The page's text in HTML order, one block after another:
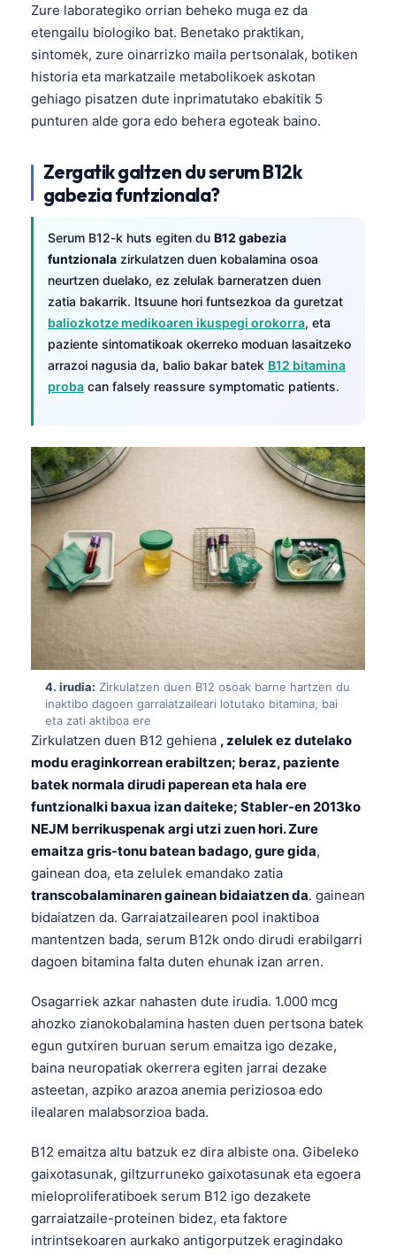
Zure laborategiko orrian beheko muga ez da
etengailu biologiko bat. Benetako praktikan,
sintomek, zure oinarrizko maila pertsonalak, botiken
historia eta markatzaile metabolikoek askotan
gehiago pisatzen dute inprimatutako ebakitik 5
punturen alde gora edo behera egoteak baino.
Zergatik galtzen du serum B12k
gabezia funtzionala?
Serum B12-k huts egiten du B12 gabezia
funtzionala zirkulatzen duen kobalamina osoa
neurtzen duelako, ez zelulak barneratzen duen
zatia bakarrik. Itsuune hori funtsezkoa da guretzat
baliozkotze medikoaren ikuspegi orokorra, eta
paziente sintomatikoak okerreko moduan lasaitzeko
arrazoi nagusia da, balio bakar batek B12 bitamina
proba can falsely reassure symptomatic patients.
4. irudia: Zirkulatzen duen B12 osoak barne hartzen du
inaktibo dagoen garraiatzaileari lotutako bitamina, bai
eta zati aktiboa ere
Zirkulatzen duen B12 gehiena , zelulek ez dutelako
modu eraginkorrean erabiltzen; beraz, paziente
batek normala dirudi paperean eta hala ere
funtzionalki baxua izan daiteke; Stabler-en 2013ko
NEJM berrikuspenak argi utzi zuen hori. Zure
emaitza gris-tonu batean badago, gure gida,
gainean doa, eta zelulek emandako zatia
transcobalaminaren gainean bidaiatzen da. gainean
bidaiatzen da. Garraiatzailearen pool inaktiboa
mantentzen bada, serum B12k ondo dirudi erabilgarri
dagoen bitamina falta duten ehunak izan arren.
Osagarriek azkar nahasten dute irudia. 1.000 mcg
ahozko zianokobalamina hasten duen pertsona batek
egun gutxiren buruan serum emaitza igo dezake,
baina neuropatiak okerrera egiten jarrai dezake
asteetan, azpiko arazoa anemia periziosoa edo
ilealaren malabsorzioa bada.
B12 emaitza altu batzuk ez dira albiste ona. Gibeleko
gaixotasunak, giltzurruneko gaixotasunak eta egoera
mieloproliferatiboek serum B12 igo dezakete
garraiatzaile-proteinen bidez, eta faktore
intrintsekoaren aurkako antigorputzek eragindako